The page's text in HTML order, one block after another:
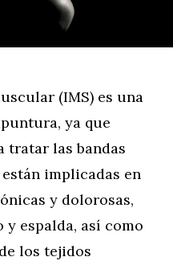
(IMS) es una
ya que
tratar las bandas
implicadas en
y dolorosas,
espalda, así como
los tejidos